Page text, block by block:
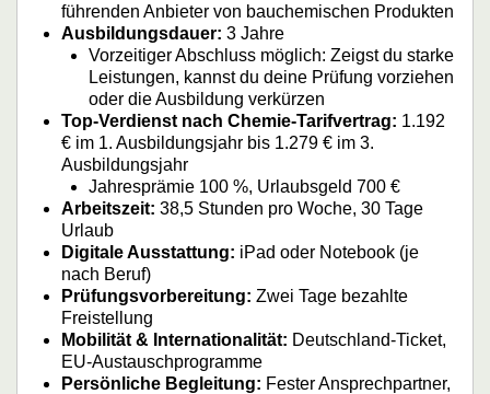
führenden Anbieter von bauchemischen Produkten
Ausbildungsdauer: 3 Jahre
Vorzeitiger Abschluss möglich: Zeigst du starke
Leistungen, kannst du deine Prüfung vorziehen
oder die Ausbildung verkürzen
Top-Verdienst nach Chemie-Tarifvertrag: 1.192
€ im 1. Ausbildungsjahr bis 1.279 € im 3.
Ausbildungsjahr
Jahresprämie 100 %, Urlaubsgeld 700 €
Arbeitszeit: 38,5 Stunden pro Woche, 30 Tage
Urlaub
Digitale Ausstattung: iPad oder Notebook (je
nach Beruf)
Prüfungsvorbereitung: Zwei Tage bezahlte
Freistellung
Mobilität & Internationalität: Deutschland-Ticket,
EU-Austauschprogramme
Persönliche Begleitung: Fester Ansprechpartner,